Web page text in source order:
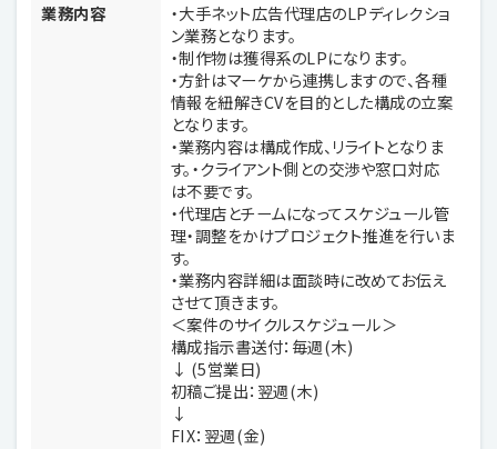
業務内容
・大手ネット広告代理店のLPディレクショ
ン業務となります。
・制作物は獲得系のLPになります。
・方針はマーケから連携しますので、各種
情報を紐解きCVを目的とした構成の立案
となります。
・業務内容は構成作成、リライトとなりま
す。・クライアント側との交渉や窓口対応
は不要です。
・代理店とチームになってスケジュール管
理・調整をかけプロジェクト推進を行いま
す。
・業務内容詳細は面談時に改めてお伝え
させて頂きます。
＜案件のサイクルスケジュール＞
構成指示書送付：毎週(木)
↓ (5営業日)
初稿ご提出：翌週(木)
↓
FIX：翌週(金)